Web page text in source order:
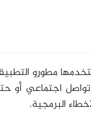
مطورو
اجتماعي أو
البرمجية.